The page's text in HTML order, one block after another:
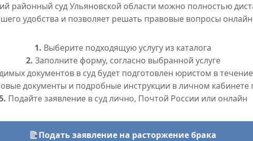
районный суд Ульяновской области можно полностью
удобства и позволяет решать правовые вопросы
1. Выберите подходящую услугу из каталога
2. Заполните форму, согласно выбранной услуге
документов в суд будет подготовлен юристом в
документы и подробные инструкции в личном кабинете
Подайте заявление в суд лично, Почтой России или онлайн
Подать заявление на расторжение брака